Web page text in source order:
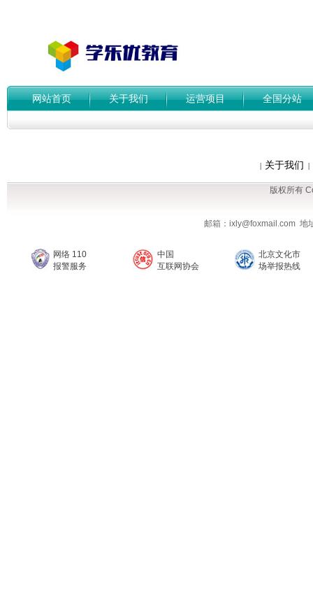
网站首页 关于我们 运营项目 全国分站
| 关于我们 |
版权所有
邮箱：ixly@foxmail.com 地
网络 110
报警服务
中国
互联网协会
北京文化市
场举报热线